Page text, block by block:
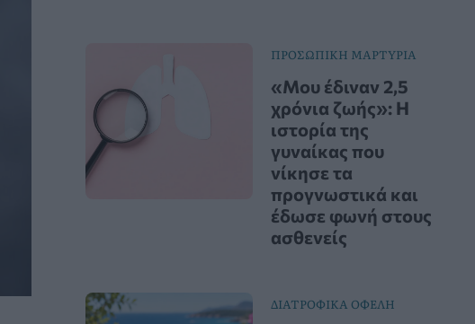
ΠΡΟΣΩΠΙΚΗ ΜΑΡΤΥΡΙΑ
«Μου έδιναν 2,5
χρόνια ζωής»: Η
ιστορία της
γυναίκας που
νίκησε τα
προγνωστικά και
έδωσε φωνή στους
ασθενείς
ΔΙΑΤΡΟΦΙΚΑ ΟΦΕΛΗ